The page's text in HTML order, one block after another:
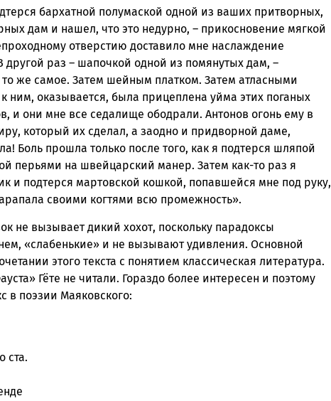
бархатной полумаской одной из ваших притворных,
дам и нашел, что это недурно, – прикосновение мягкой
отверстию доставило мне наслаждение
другой раз – шапочкой одной из помянутых дам, –
же самое. Затем шейным платком. Затем атласными
ним, оказывается, была прицеплена уйма этих поганых
и они мне все седалище ободрали. Антонов огонь ему в
который их сделал, а заодно и придворной даме,
Боль прошла только после того, как я подтерся шляпой
перьями на швейцарский манер. Затем как-то раз я
и подтерся мартовской кошкой, попавшейся мне под руку,
своими когтями всю промежность».
не вызывает дикий хохот, поскольку парадоксы
«слабенькие» и не вызывают удивления. Основной
этого текста с понятием классическая литература.
Гёте не читали. Гораздо более интересен и поэтому
в поэзии Маяковского:
ста.